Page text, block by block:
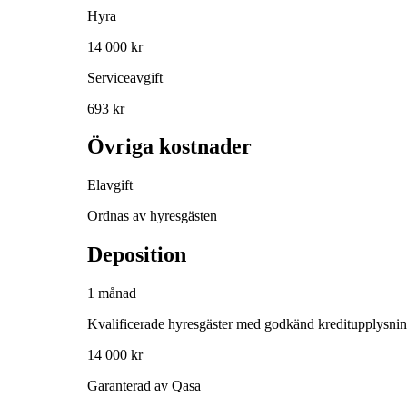
Hyra
14 000 kr
Serviceavgift
693 kr
Övriga kostnader
Elavgift
Ordnas av hyresgästen
Deposition
1 månad
Kvalificerade hyresgäster med godkänd
14 000 kr
Garanterad av Qasa